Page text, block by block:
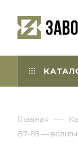
Главная —
В7-89 —